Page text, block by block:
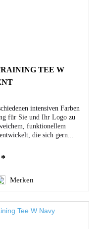
TEE W
intensiven Farben
für Sie und Ihr Logo zu
funktionellem
die sich gern...
*
Merken